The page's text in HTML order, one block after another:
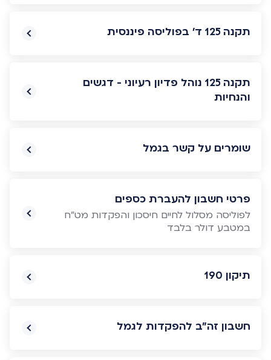
תקנה 125 ד' בפוליסה פיננסית
תקנה 125 נוהל פדיון רעיוני - דגשים
והנחיות
שומרים על קשר בגמל
פרטי חשבון להעברת כספים
לפוליסה מסלול לחיים חיסכון והפקדות מט"ח
במטבע דולר בלבד
תיקון 190
חשבון זה"ב להפקדות לגמל